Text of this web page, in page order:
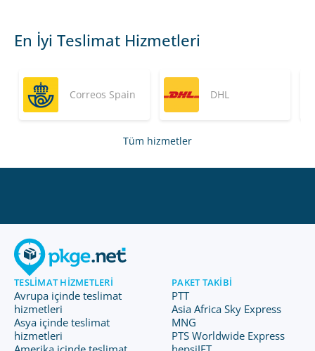
En İyi Teslimat Hizmetleri
Correos Spain DHL
Tüm hizmetler
TESLIMAT HIZMETLERI
Avrupa içinde teslimat
hizmetleri
Asya içinde teslimat
hizmetleri
PAKET TAKIBI
PTT
Asia Africa Sky Express
MNG
PTS Worldwide Express